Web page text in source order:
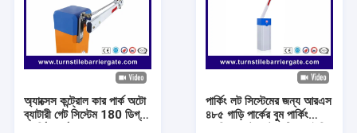
অ্যাক্সেস কন্ট্রোল কার পার্ক অটো
ব্যাটারী গেট সিস্টেম 180 ডিগ্রী
পার্কিং লট সিস্টেমের জন্য আরএস
৪৮৫ গাড়ি পার্কের বুম পার্কিং